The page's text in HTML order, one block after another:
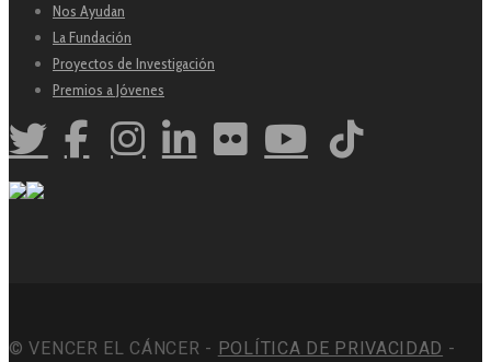
Nos Ayudan
La Fundación
Proyectos de Investigación
Premios a Jóvenes
© VENCER EL CÁNCER - POLÍTICA DE PRIVACIDAD -